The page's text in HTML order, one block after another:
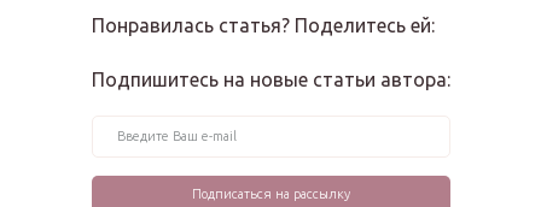
Понравилась статья? Поделитесь ей:
Подпишитесь на новые статьи автора: